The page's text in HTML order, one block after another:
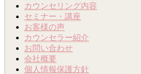
カウンセリング内容
セミナー・講座
お客様の声
カウンセラー紹介
お問い合わせ
会社概要
個人情報保護方針